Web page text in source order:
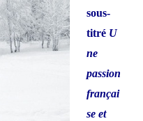
sous-
titré U
ne
passion
françai
se et